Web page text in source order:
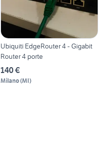
Ubiquiti EdgeRouter 4 - Gigabit
Router 4 porte
140 €
Milano(MI)